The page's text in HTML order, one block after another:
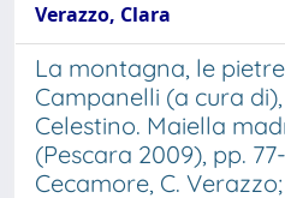
Verazzo, Clara
La montagna, le
Campanelli (a cura
Celestino. Maiella
(Pescara 2009), pp.
Cecamore, C.